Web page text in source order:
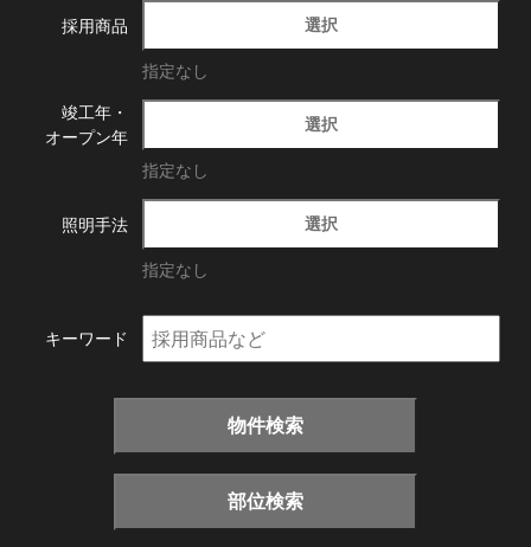
採用商品 選択
指定なし
竣工年・
オープン年
選択
指定なし
照明手法 選択
指定なし
キーワード
物件検索
部位検索